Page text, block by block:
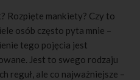
Rozpięte mankiety? Czy to
osób często pyta mnie –
tego pojęcia jest
Jest to swego rodzaju
reguł, ale co najważniejsze –